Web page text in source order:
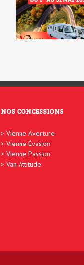
🎉 35 ans
Accessoires
fête au
NOS CONCESSIONS
Vienne Aventure
Vienne Évasion
Vienne Passion
Van Attitude